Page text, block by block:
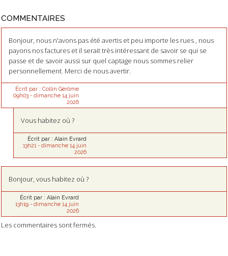
COMMENTAIRES
Bonjour, nous n'avons pas été avertis et peu importe les rues , nous
payons nos factures et il serait très intéressant de savoir se qui se
passe et de savoir aussi sur quel captage nous sommes relier
personnellement. Merci de nous avertir.
Écrit par : Collin Gérôme
09h03- dimanche 14 juin
2026
Vous habitez où ?
Écrit par : Alain Evrard
13h21 - dimanche 14 juin
2026
Bonjour, vous habitez où ?
Écrit par : Alain Evrard
13h19- dimanche 14 juin
2026
Les commentaires sont fermés.